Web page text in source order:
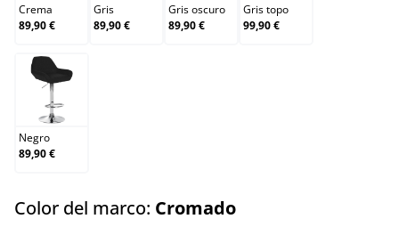
Crema
89,90 €
Gris
89,90 €
Gris oscuro
89,90 €
Gris topo
99,90 €
Negro
Negro
89,90 €
Color del marco: Cromadoselect